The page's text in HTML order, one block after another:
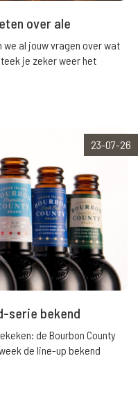
over ale
al jouw vragen over wat
je zeker weer het
23-07-26
serie bekend
de Bourbon County
de line-up bekend